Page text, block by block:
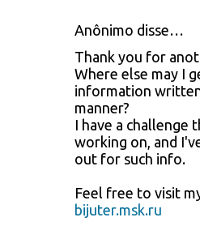
Anônimo disse…
Thank you for
Where else may I
information
manner?
I have a challenge
working on, and
out for such info.
Feel free to visit
bijuter.msk.ru